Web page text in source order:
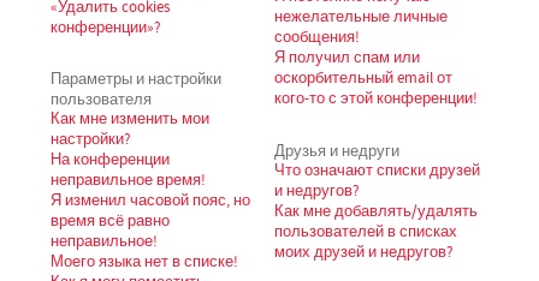
«Удалить cookies
конференции»?
Параметры и настройки
пользователя
Как мне изменить мои
настройки?
На конференции
неправильное время!
Я изменил часовой пояс, но
время всё равно
неправильное!
Моего языка нет в списке!
нежелательные личные
сообщения!
Я получил спам или
оскорбительный email от
кого-то с этой конференции!
Друзья и недруги
Что означают списки друзей
и недругов?
Как мне добавлять/удалять
пользователей в списках
моих друзей и недругов?